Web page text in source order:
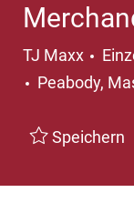
TJ Maxx
Ort
Peabody,
Speichern